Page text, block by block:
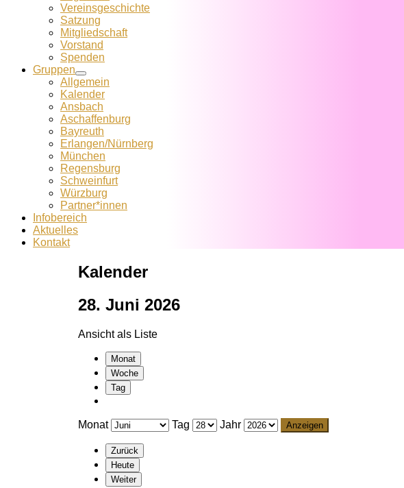
Vereins­geschichte
Satzung
Mitglied­schaft
Vorstand
Spenden
Gruppen
Allgemein
Kalender
Ansbach
Aschaffenburg
Bayreuth
Erlangen/Nürnberg
München
Regensburg
Schweinfurt
Würzburg
Partner*innen
Infobereich
Aktuelles
Kontakt
Kalender
28. Juni 2026
Ansicht als Liste
Monat
Woche
Tag
Monat Tag Jahr
Zurück
Heute
Weiter